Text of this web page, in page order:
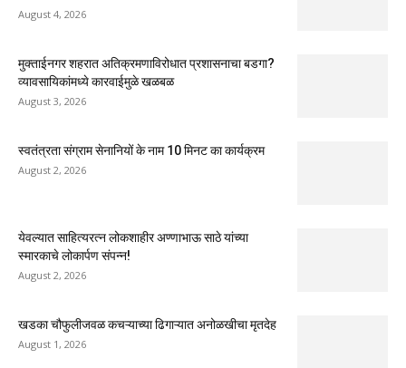
August 4, 2026
मुक्ताईनगर शहरात अतिक्रमणाविरोधात प्रशासनाचा बडगा?
व्यावसायिकांमध्ये कारवाईमुळे खळबळ
August 3, 2026
स्वतंत्रता संग्राम सेनानियों के नाम 10 मिनट का कार्यक्रम
August 2, 2026
येवल्यात साहित्यरत्न लोकशाहीर अण्णाभाऊ साठे यांच्या
स्मारकाचे लोकार्पण संपन्न!
August 2, 2026
खडका चौफुलीजवळ कचऱ्याच्या ढिगाऱ्यात अनोळखीचा मृतदेह
August 1, 2026